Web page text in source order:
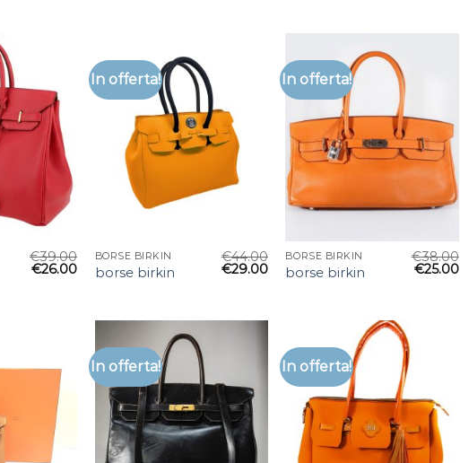
€39.00
€26.00
In offerta!
BORSE BIRKIN
borse birkin
€44.00
€29.00
In offerta!
BORSE BIRKIN
borse birkin
€38.00
€25.00
In offerta! In offerta!